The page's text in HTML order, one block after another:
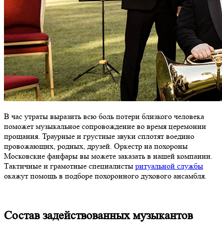
В час утраты выразить всю боль потери близкого человека
поможет музыкальное сопровождение во время церемонии
прощания. Траурные и грустные звуки сплотят воедино
провожающих, родных, друзей. Оркестр на похороны
Московские фанфары вы можете заказать в нашей компании.
Тактичные и грамотные специалисты ритуальной службы
окажут помощь в подборе похоронного духового ансамбля.
Состав задействованных музыкантов